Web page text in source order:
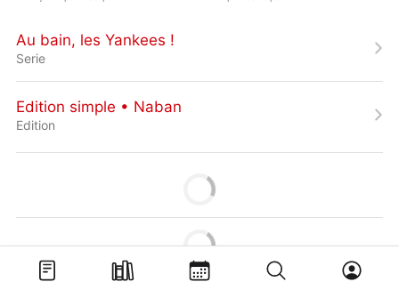
Au bain, les Yankees !
Serie
Edition simple • Naban
Edition